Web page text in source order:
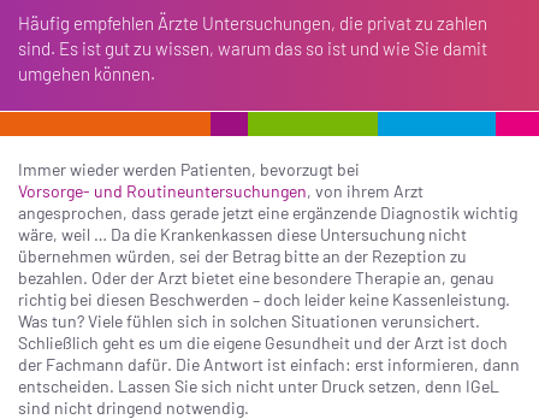
Häufig empfehlen Ärzte Untersuchungen, die privat zu zahlen
sind. Es ist gut zu wissen, warum das so ist und wie Sie damit
umgehen können.
Immer wieder werden Patienten, bevorzugt bei
Vorsorge- und Routineuntersuchungen, von ihrem Arzt
angesprochen, dass gerade jetzt eine ergänzende Diagnostik wichtig
wäre, weil … Da die Krankenkassen diese Untersuchung nicht
übernehmen würden, sei der Betrag bitte an der Rezeption zu
bezahlen. Oder der Arzt bietet eine besondere Therapie an, genau
richtig bei diesen Beschwerden – doch leider keine Kassenleistung.
Was tun? Viele fühlen sich in solchen Situationen verunsichert.
Schließlich geht es um die eigene Gesundheit und der Arzt ist doch
der Fachmann dafür. Die Antwort ist einfach: erst informieren, dann
entscheiden. Lassen Sie sich nicht unter Druck setzen, denn IGeL
sind nicht dringend notwendig.